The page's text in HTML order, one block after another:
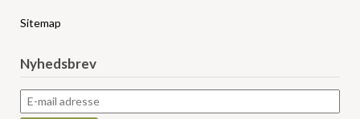
Sitemap
Nyhedsbrev